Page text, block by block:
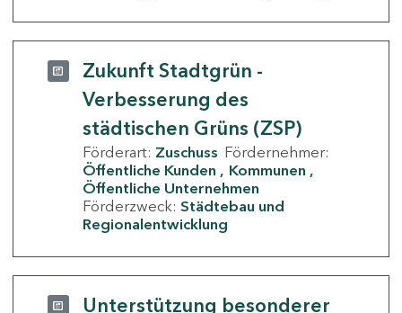
Zukunft Stadtgrün -
Verbesserung des
städtischen Grüns (ZSP)
Förderart: Zuschuss Fördernehmer:
Öffentliche Kunden
Kommunen
Öffentliche Unternehmen
Förderzweck: Städtebau und
Regionalentwicklung
Unterstützung besonderer